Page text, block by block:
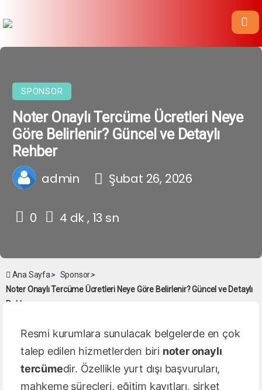
SPONSOR
Noter Onaylı Tercüme Ücretleri Neye
Göre Belirlenir? Güncel ve Detaylı
Rehber
admin Şubat 26, 2026
0 4 dk , 13 sn
Ana Sayfa> Sponsor>
Noter Onaylı Tercüme Ücretleri Neye Göre Belirlenir? Güncel ve Detaylı
Rehber
Resmi kurumlara sunulacak belgelerde en çok
talep edilen hizmetlerden biri noter onaylı
tercümedir. Özellikle yurt dışı başvuruları,
mahkeme süreçleri, eğitim kayıtları, şirket